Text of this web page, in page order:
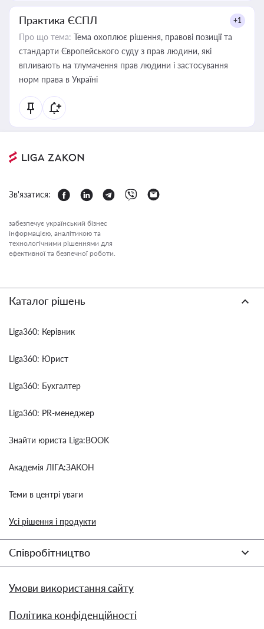
Практика ЄСПЛ +1
Про що тема: Тема охоплює рішення, правові позиції та
стандарти Європейського суду з прав людини, які
впливають на тлумачення прав людини і застосування
норм права в Україні
Зв'язатися:
забезпечує український бізнес
інформацією, аналітикою та
технологічними рішеннями для
ефективної та безпечної роботи.
Каталог рішень
Liga360: Керівник
Liga360: Юрист
Liga360: Бухгалтер
Liga360: PR-менеджер
Знайти юриста Liga:BOOK
Академія ЛІГА:ЗАКОН
Теми в центрі уваги
Усі рішення і продукти
Співробітництво
Умови використання сайту
Політика конфіденційності